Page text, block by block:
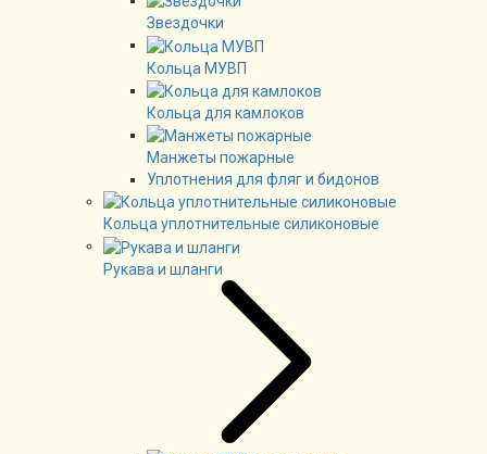
Звездочки
Кольца МУВП
Кольца для камлоков
Манжеты пожарные
Уплотнения для фляг и бидонов
Кольца уплотнительные силиконовые
Рукава и шланги